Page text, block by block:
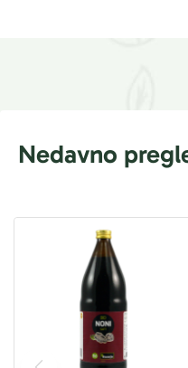
Nedavno